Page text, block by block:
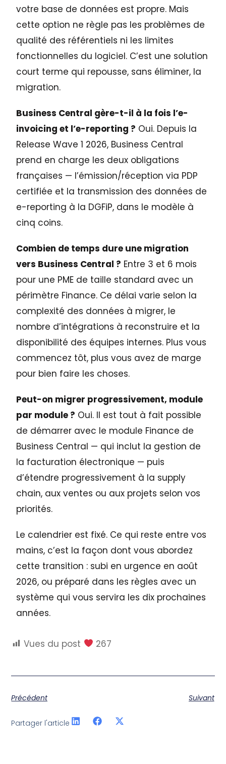
votre base de données est propre. Mais
cette option ne règle pas les problèmes de
qualité des référentiels ni les limites
fonctionnelles du logiciel. C’est une solution
court terme qui repousse, sans éliminer, la
migration.
Business Central gère-t-il à la fois l’e-
invoicing et l’e-reporting ? Oui. Depuis la
Release Wave 1 2026, Business Central
prend en charge les deux obligations
françaises — l’émission/réception via PDP
certifiée et la transmission des données de
e-reporting à la DGFiP, dans le modèle à
cinq coins.
Combien de temps dure une migration
vers Business Central ? Entre 3 et 6 mois
pour une PME de taille standard avec un
périmètre Finance. Ce délai varie selon la
complexité des données à migrer, le
nombre d’intégrations à reconstruire et la
disponibilité des équipes internes. Plus vous
commencez tôt, plus vous avez de marge
pour bien faire les choses.
Peut-on migrer progressivement, module
par module ? Oui. Il est tout à fait possible
de démarrer avec le module Finance de
Business Central — qui inclut la gestion de
la facturation électronique — puis
d’étendre progressivement à la supply
chain, aux ventes ou aux projets selon vos
priorités.
Le calendrier est fixé. Ce qui reste entre vos
mains, c’est la façon dont vous abordez
cette transition : subi en urgence en août
2026, ou préparé dans les règles avec un
système qui vous servira les dix prochaines
années.
Vues du post 267
Précédent Suivant
Partager l'article